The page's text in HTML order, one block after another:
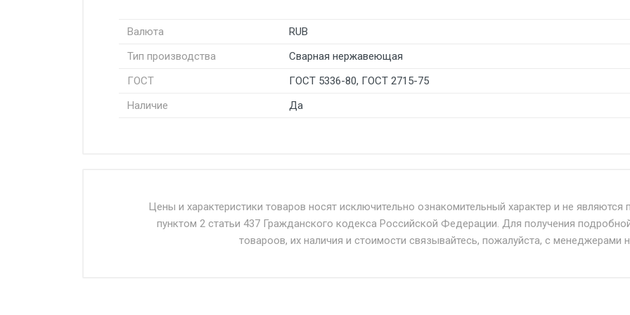
Валюта
RUB
Тип производства
Сварная нержавеющая
ГОСТ
ГОСТ 5336-80, ГОСТ 2715-75
Наличие
Да
Доставка осуществляется собственным и наёмным транспортом, стоимость доставки
Въезд на ТТК и Садовое кольцо + от 500.
Цены и характеристики товаров носят исключительно ознакомительный характер и не
пунктом 2 статьи 437 Гражданского кодекса Российской Федерации. Для получения
товароов, их наличия и стоимости связывайтесь, пожалуйста, с менеджерами